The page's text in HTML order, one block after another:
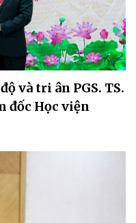
và tri ân PGS. TS.
đốc Học viện